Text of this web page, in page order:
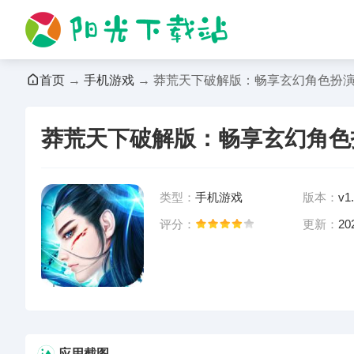
首页 → 手机游戏 → 莽荒天下破解版：畅享玄幻角色扮
莽荒天下破解版：畅享玄幻角
类型： 手机游戏 版本：
评分：
更新：